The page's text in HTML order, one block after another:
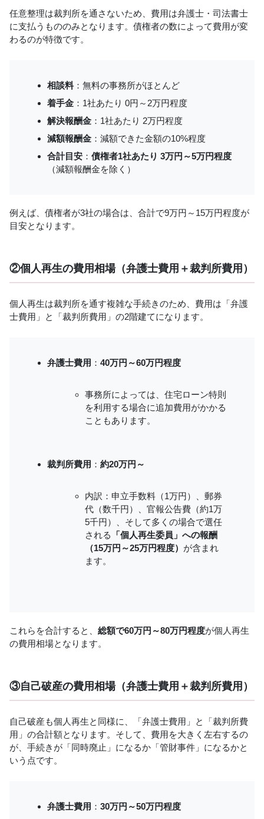
任意整理は裁判所を通さないため、費用は弁護士・司法書士
に支払うもののみとなります。債権者の数によって費用が変
わるのが特徴です。
相談料：無料の事務所がほとんど
着手金 ：1社あたり 0円～2万円程度
解決報酬金 ：1社あたり 2万円程度
減額報酬金 ：減額できた金額の10%程度
合計目安 ： 債権者1社あたり 3万円～5万円程度
（減額報酬金を除く）
例えば、債権者が3社の場合は、合計で9万円～15万円程度が
目安となります。
②個人再生の費用相場（弁護士費用＋裁判所費用）
個人再生は裁判所を通す複雑な手続きのため、費用は「弁護
士費用」と「裁判所費用」の2階建てになります。
弁護士費用 ： 40万円～60万円程度
事務所によっては、住宅ローン特則
を利用する場合に追加費用がかかる
こともあります。
裁判所費用 ： 約20万円～
内訳：申立手数料（1万円）、郵券
代（数千円）、官報公告費（約1万
5千円）、そして多くの場合で選任
される
「個人再生委員」への報酬
（15万円～25万円程度） が含まれ
ます。
これらを合計すると、 総額で60万円～80万円程度が個人再生
の費用相場となります。
③自己破産の費用相場（弁護士費用＋裁判所費用）
自己破産も個人再生と同様に、「弁護士費用」と「裁判所費
用」の合計額となります。そして、費用を大きく左右するの
が、手続きが「同時廃止」になるか「管財事件」になるかと
いう点です。
弁護士費用 ： 30万円～50万円程度